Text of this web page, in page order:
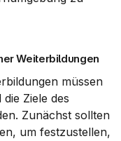
Weiterbildungen
müssen
Ziele des
Zunächst sollten
um festzustellen,